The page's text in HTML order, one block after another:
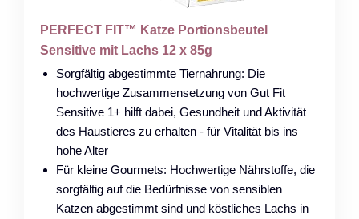
PERFECT FIT™ Katze Portionsbeutel
Sensitive mit Lachs 12 x 85g
Sorgfältig abgestimmte Tiernahrung: Die
hochwertige Zusammensetzung von Gut Fit
Sensitive 1+ hilft dabei, Gesundheit und Aktivität
des Haustieres zu erhalten - für Vitalität bis ins
hohe Alter
Für kleine Gourmets: Hochwertige Nährstoffe, die
sorgfältig auf die Bedürfnisse von sensiblen
Katzen abgestimmt sind und köstliches Lachs in